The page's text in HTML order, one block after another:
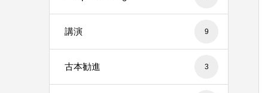
講演 9
古本勧進 3